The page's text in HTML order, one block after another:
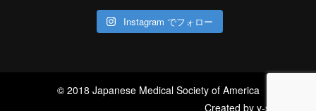
Instagram でフォロー
© 2018 Japanese Medical Society of America
Created byy-storm